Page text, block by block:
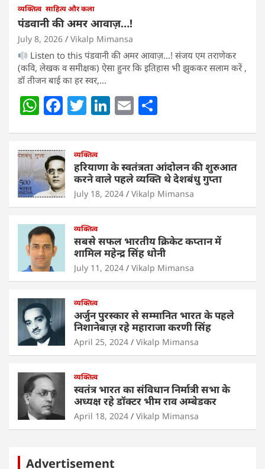
व्यक्तित्व साहित्य और कला
पंडवानी की अमर आवाज़…!
July 8, 2026 Vikalp Mimansa
Listen to this पंडवानी की अमर आवाज़…! संजय एम तराणेकर
(कवि, लेखक व समीक्षक) ऐसा हुनर कि इतिहास भी झुककर सलाम करें ,
डॉ तीजन बाई का हर स्वर,…
W
at
s
A
p
p
F
c
e
b
o
o
T
er
Li
e
dI
n
E
l e
व्यक्तित्व
हरियाणा के स्वतंत्रता आंदोलन की शुरुआत
करने वाले पहले व्यक्ति थे देशबंधु गुप्ता
July 18, 2024 Vikalp Mimansa
व्यक्तित्व
सबसे सफल भारतीय क्रिकेट कप्तान में
शामिल महेन्द्र सिंह धोनी
July 11, 2024 Vikalp Mimansa
व्यक्तित्व
अर्जुन पुरस्कार से सम्मानित भारत के पहले
निशानेबाज़ रहे महाराजा करणी सिंह
April 25, 2024 Vikalp Mimansa
व्यक्तित्व
स्वतंत्र भारत का संविधान निर्मात्री सभा के
अध्यक्ष रहे डॉक्टर भीम राव अम्बेडकर
April 18, 2024 Vikalp Mimansa
Advertisement